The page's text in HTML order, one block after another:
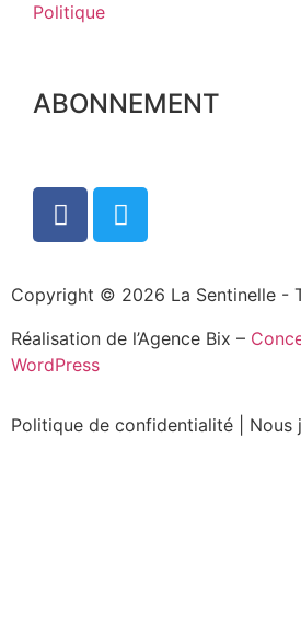
Politique
ABONNEMENT
Copyright © 2026 La Sentinelle -
Réalisation de l’Agence Bix –
WordPress
Politique de confidentialité Nous